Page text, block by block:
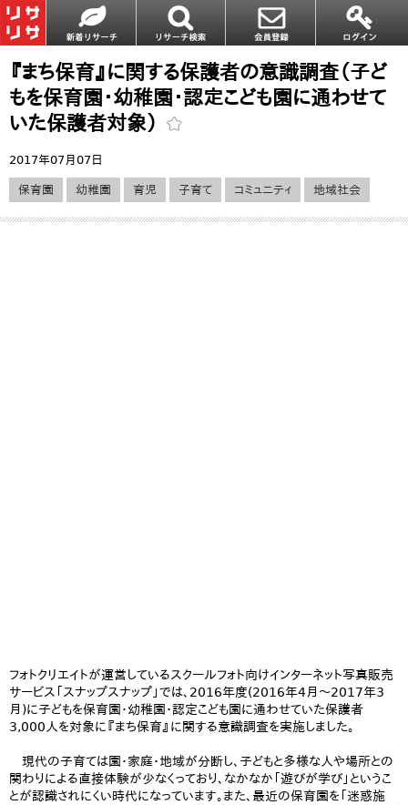
『まち保育』に関する保護者の意識調査（子ど
もを保育園・幼稚園・認定こども園に通わせて
いた保護者対象）
2017年07月07日
保育園 幼稚園 育児 子育て コミュニティ 地域社会
フォトクリエイトが運営しているスクールフォト向けインターネット写真販売
サービス「スナップスナップ」では、2016年度(2016年4月～2017年3
月)に子どもを保育園・幼稚園・認定こども園に通わせていた保護者
3,000人を対象に『まち保育』に関する意識調査を実施しました。
現代の子育ては園・家庭・地域が分断し、子どもと多様な人や場所との
関わりによる直接体験が少なくっており、なかなか「遊びが学び」というこ
とが認識されにくい時代になっています。また、最近の保育園を「迷惑施